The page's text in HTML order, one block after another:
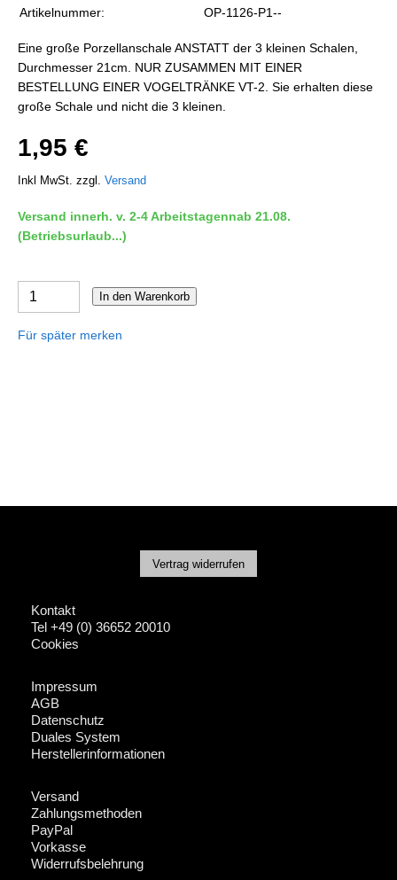
Artikelnummer: OP-1126-P1--
Eine große Porzellanschale ANSTATT der 3 kleinen Schalen,
Durchmesser 21cm. NUR ZUSAMMEN MIT EINER
BESTELLUNG EINER VOGELTRÄNKE VT-2. Sie erhalten diese
große Schale und nicht die 3 kleinen.
1,95 €
Inkl MwSt. zzgl. Versand
Versand innerh. v. 2-4 Arbeitstagennab 21.08.
(Betriebsurlaub...)
In den Warenkorb
Für später merken
Vertrag widerrufen
Kontakt
Tel +49 (0) 36652 20010
Cookies
Impressum
AGB
Datenschutz
Duales System
Herstellerinformationen
Versand
Zahlungsmethoden
PayPal
Vorkasse
Widerrufsbelehrung